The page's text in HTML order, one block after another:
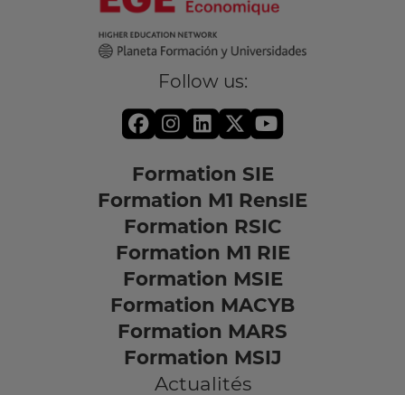
Follow us:
Formation SIE
Formation M1 RensIE
Formation RSIC
Formation M1 RIE
Formation MSIE
Formation MACYB
Formation MARS
Formation MSIJ
Actualités